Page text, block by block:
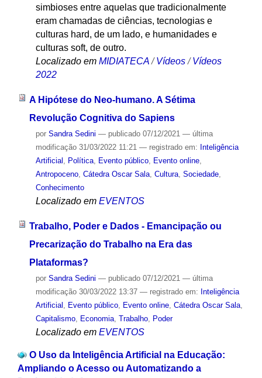
simbioses entre aquelas que tradicionalmente
eram chamadas de ciências, tecnologias e
culturas hard, de um lado, e humanidades e
culturas soft, de outro.
Localizado em MIDIATECA / Vídeos / Vídeos
2022
A Hipótese do Neo-humano. A Sétima
Revolução Cognitiva do Sapiens
por Sandra Sedini — publicado07/12/2021 — última
modificação31/03/2022 11:21 — registrado em: Inteligência
Artificial , Política, Evento público, Evento online,
Antropoceno, Cátedra Oscar Sala, Cultura, Sociedade,
Conhecimento
Localizado em EVENTOS
Trabalho, Poder e Dados - Emancipação ou
Precarização do Trabalho na Era das
Plataformas?
por Sandra Sedini — publicado07/12/2021 — última
modificação30/03/2022 13:37 — registrado em: Inteligência
Artificial
Evento público, Evento online, Cátedra Oscar Sala,
Capitalismo, Economia, Trabalho, Poder
Localizado em EVENTOS
O Uso da Inteligência Artificial na Educação:
Ampliando o Acesso ou Automatizando a